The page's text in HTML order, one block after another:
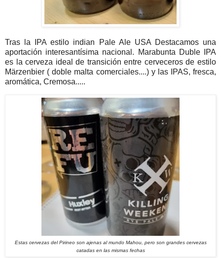
Tras la IPA estilo indian Pale Ale USA Destacamos una
aportación interesantísima nacional. Marabunta Duble IPA
es la cerveza ideal de transición entre cerveceros de estilo
Märzenbier ( doble malta comerciales....) y las IPAS, fresca,
aromática, Cremosa.....
Estas cervezas del Pirineo son ajenas al mundo Mahou, pero son grandes cervezas
catadas en las mismas fechas